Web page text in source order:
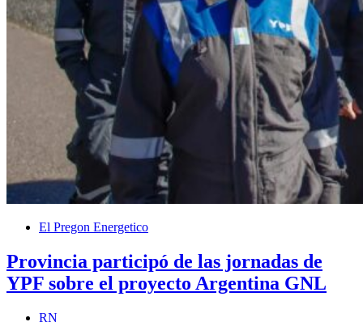
El Pregon Energetico
Provincia participó de las jornadas de
YPF sobre el proyecto Argentina GNL
RN